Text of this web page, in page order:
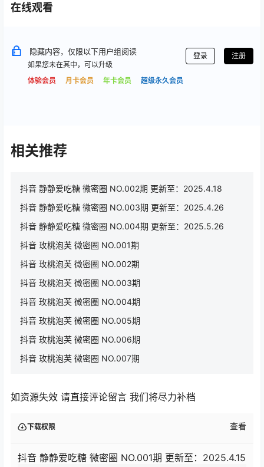
在线观看
隐藏内容，仅限以下用户组阅读
如果您未在其中，可以升级
体验会员
月卡会员 年卡会员 超级永久会员
登录 注册
相关推荐
抖音 静静爱吃糖 微密圈 NO.002期 更新至：2025.4.18
抖音 静静爱吃糖 微密圈 NO.003期 更新至：2025.4.26
抖音 静静爱吃糖 微密圈 NO.004期 更新至：2025.5.26
抖音 玫桃泡芙 微密圈 NO.001期
抖音 玫桃泡芙 微密圈 NO.002期
抖音 玫桃泡芙 微密圈 NO.003期
抖音 玫桃泡芙 微密圈 NO.004期
抖音 玫桃泡芙 微密圈 NO.005期
抖音 玫桃泡芙 微密圈 NO.006期
抖音 玫桃泡芙 微密圈 NO.007期
如资源失效 请直接评论留言 我们将尽力补档
下载权限 查看
抖音 静静爱吃糖 微密圈 NO.001期 更新至：2025.4.15